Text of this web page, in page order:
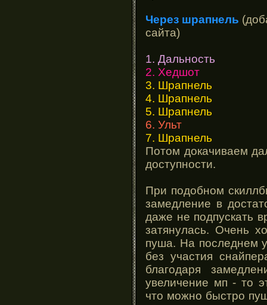
Через шрапнель
сайта)
1. Дальность
2. Хедшот
3. Шрапнель
4. Шрапнель
5. Шрапнель
6. Ульт
7. Шрапнель
Потом докачиваем
доступности.
При подобном
замедление в
даже не подпускать
затянулась. Очень
пуша. На последнем
без участия
благодаря
увеличение мп - то
что можно быстро